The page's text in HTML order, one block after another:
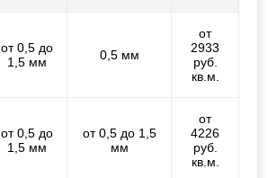
от 0,5 до
1,5 мм
0,5 мм
от
2933
руб.
кв.м.
от 0,5 до
1,5 мм
от 0,5 до 1,5
мм
от
4226
руб.
кв.м.